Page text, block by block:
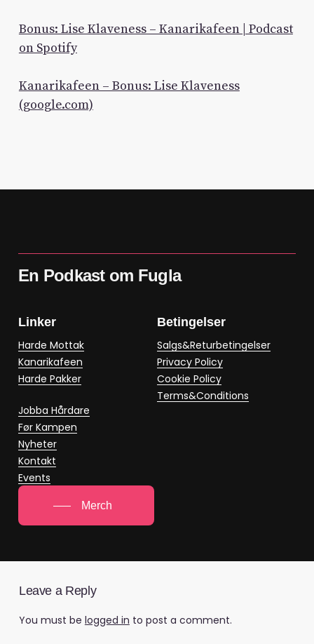
Bonus: Lise Klaveness – Kanarikafeen | Podcast
on Spotify
Kanarikafeen – Bonus: Lise Klaveness
(google.com)
En Podkast om Fugla
Linker
Harde Mottak
Kanarikafeen
Harde Pakker
Jobba Hårdare
Før Kampen
Nyheter
Kontakt
Events
Betingelser
Salgs&Returbetingelser
Privacy Policy
Cookie Policy
Terms&Conditions
Merch
Leave a Reply
You must be logged in to post a comment.